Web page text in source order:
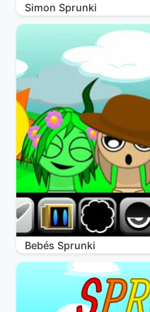
Simon Sprunki
Bebés Sprunki